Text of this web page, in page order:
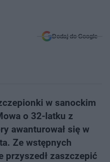
Dodaj do Google
w sanockim
o 32-latku z
awanturował się w
Ze wstępnych
przyszedł zaszczepić